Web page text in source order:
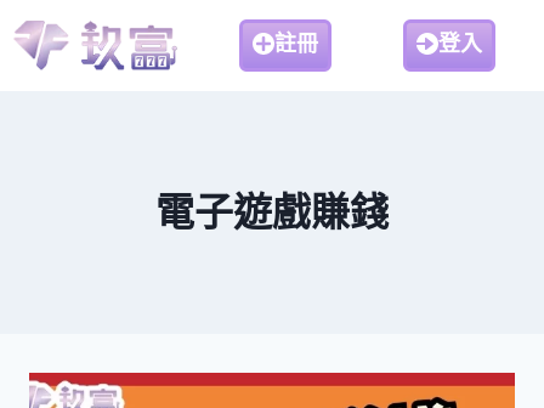
註冊 登入
電子遊戲賺錢